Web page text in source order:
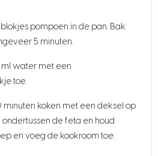
pompoen in de pan. Bak
5 minuten.
water met een
toe.
minuten koken met een deksel op
de feta en houd
en voeg de kookroom toe.